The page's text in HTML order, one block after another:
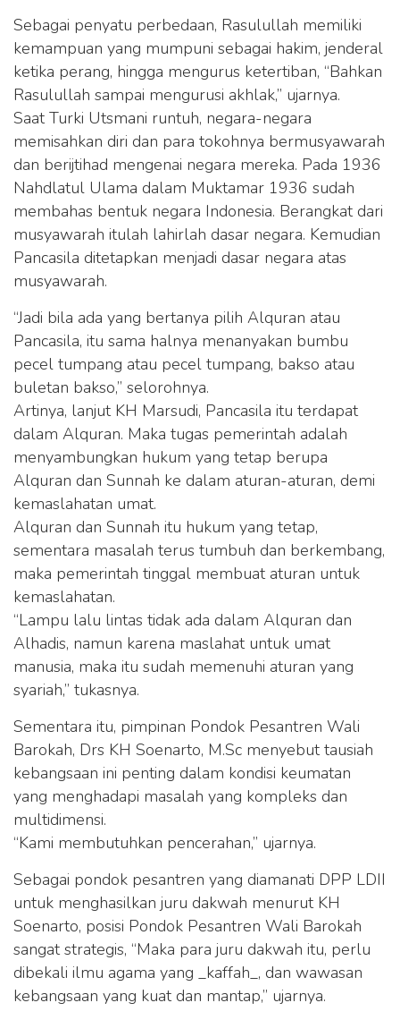
Sebagai penyatu perbedaan, Rasulullah memiliki
kemampuan yang mumpuni sebagai hakim, jenderal
ketika perang, hingga mengurus ketertiban, “Bahkan
Rasulullah sampai mengurusi akhlak,” ujarnya.
Saat Turki Utsmani runtuh, negara-negara
memisahkan diri dan para tokohnya bermusyawarah
dan berijtihad mengenai negara mereka. Pada 1936
Nahdlatul Ulama dalam Muktamar 1936 sudah
membahas bentuk negara Indonesia. Berangkat dari
musyawarah itulah lahirlah dasar negara. Kemudian
Pancasila ditetapkan menjadi dasar negara atas
musyawarah.
“Jadi bila ada yang bertanya pilih Alquran atau
Pancasila, itu sama halnya menanyakan bumbu
pecel tumpang atau pecel tumpang, bakso atau
buletan bakso,” selorohnya.
Artinya, lanjut KH Marsudi, Pancasila itu terdapat
dalam Alquran. Maka tugas pemerintah adalah
menyambungkan hukum yang tetap berupa
Alquran dan Sunnah ke dalam aturan-aturan, demi
kemaslahatan umat.
Alquran dan Sunnah itu hukum yang tetap,
sementara masalah terus tumbuh dan berkembang,
maka pemerintah tinggal membuat aturan untuk
kemaslahatan.
“Lampu lalu lintas tidak ada dalam Alquran dan
Alhadis, namun karena maslahat untuk umat
manusia, maka itu sudah memenuhi aturan yang
syariah,” tukasnya.
Sementara itu, pimpinan Pondok Pesantren Wali
Barokah, Drs KH Soenarto, M.Sc menyebut tausiah
kebangsaan ini penting dalam kondisi keumatan
yang menghadapi masalah yang kompleks dan
multidimensi.
“Kami membutuhkan pencerahan,” ujarnya.
Sebagai pondok pesantren yang diamanati DPP LDII
untuk menghasilkan juru dakwah menurut KH
Soenarto, posisi Pondok Pesantren Wali Barokah
sangat strategis, “Maka para juru dakwah itu, perlu
dibekali ilmu agama yang _kaffah_, dan wawasan
kebangsaan yang kuat dan mantap,” ujarnya.